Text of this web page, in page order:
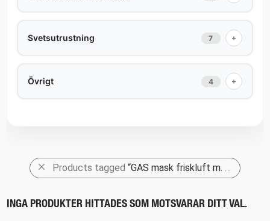
Svetsutrustning 7 +
Övrigt 4 +
Products tagged “GAS mask friskluft m. filter”
INGA PRODUKTER HITTADES SOM MOTSVARAR DITT VAL.